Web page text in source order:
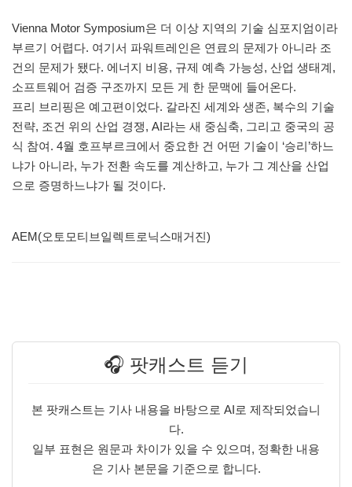
Vienna Motor Symposium은 더 이상 지역의 기술 심포지엄이라
부르기 어렵다. 여기서 파워트레인은 연료의 문제가 아니라 조
건의 문제가 됐다. 에너지 비용, 규제 예측 가능성, 산업 생태계,
소프트웨어 검증 구조까지 모든 게 한 문맥에 들어온다.
프리 브리핑은 예고편이었다. 갈라진 세계와 생존, 복수의 기술
전략, 조건 위의 산업 경쟁, AI라는 새 중심축, 그리고 중국의 공
식 참여. 4월 호프부르크에서 중요한 건 어떤 기술이 ‘승리’하느
냐가 아니라, 누가 전환 속도를 계산하고, 누가 그 계산을 산업
으로 증명하느냐가 될 것이다.
AEM(오토모티브일렉트로닉스매거진)
🎧 팟캐스트 듣기
본 팟캐스트는 기사 내용을 바탕으로 AI로 제작되었습니
다.
일부 표현은 원문과 차이가 있을 수 있으며, 정확한 내용
은 기사 본문을 기준으로 합니다.